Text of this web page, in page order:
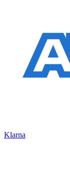
Klarna